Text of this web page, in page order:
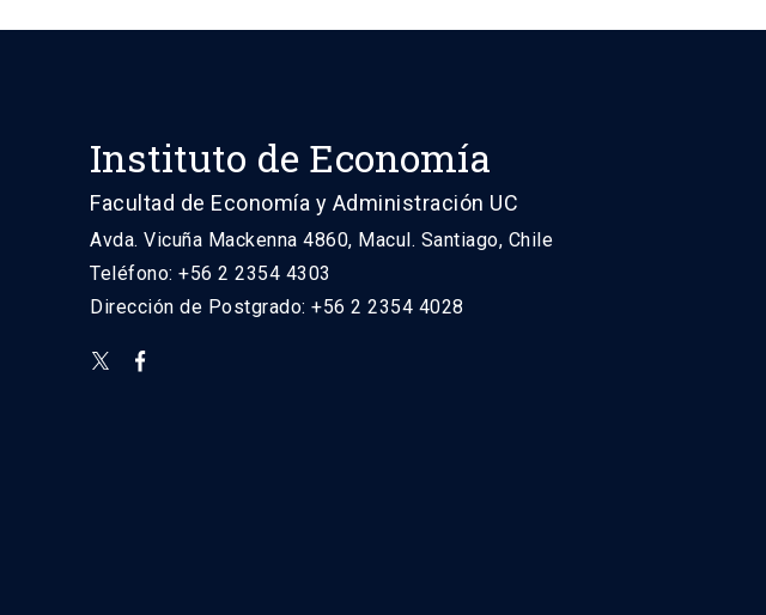
Instituto de Economía
Facultad de Economía y Administración UC
Avda. Vicuña Mackenna 4860, Macul. Santiago, Chile
Teléfono: +56 2 2354 4303
Dirección de Postgrado: +56 2 2354 4028